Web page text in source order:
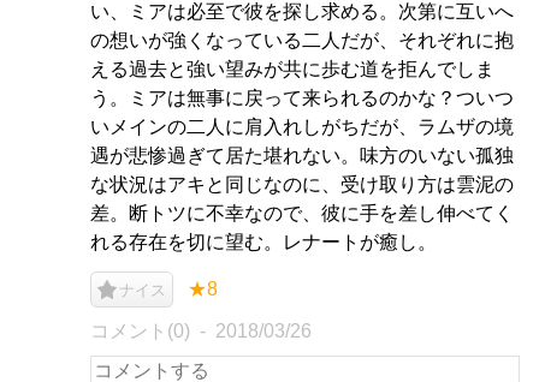
い、ミアは必至で彼を探し求める。次第に互いへ
の想いが強くなっている二人だが、それぞれに抱
える過去と強い望みが共に歩む道を拒んでしま
う。ミアは無事に戻って来られるのかな？ついつ
いメインの二人に肩入れしがちだが、ラムザの境
遇が悲惨過ぎて居た堪れない。味方のいない孤独
な状況はアキと同じなのに、受け取り方は雲泥の
差。断トツに不幸なので、彼に手を差し伸べてく
れる存在を切に望む。レナートが癒し。
ナイス ★8
コメント(0) 2018/03/26